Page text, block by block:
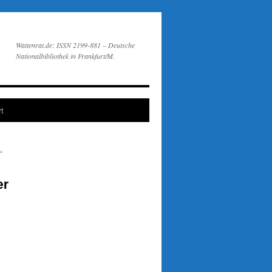
Wattenrat.de: ISSN 2199-881 – Deutsche
Nationalbibliothek in Frankfurt/M.